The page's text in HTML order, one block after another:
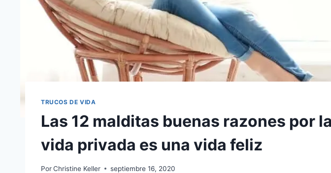
TRUCOS DE VIDA
Las 12 malditas buenas razones por
vida privada es una vida feliz
PorChristine Keller septiembre 16, 2020